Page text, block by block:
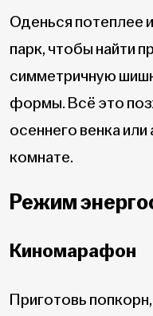
Оденься потеплее
парк, чтобы найти
симметричную
формы. Всё это
осеннего венка
комнате.
Режим
Киномарафон
Приготовь